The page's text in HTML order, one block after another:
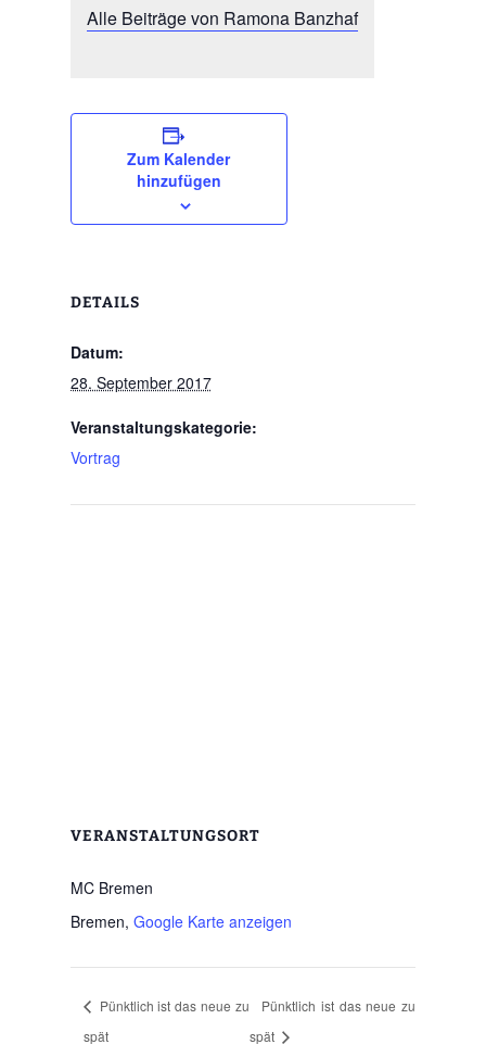
Alle Beiträge von Ramona Banzhaf
Zum Kalender
hinzufügen
DETAILS
Datum:
28. September 2017
Veranstaltungskategorie:
Vortrag
VERANSTALTUNGSORT
MC Bremen
Bremen, Google Karte anzeigen
Pünktlich ist das neue zu
spät
Pünktlich ist das neue zu
spät